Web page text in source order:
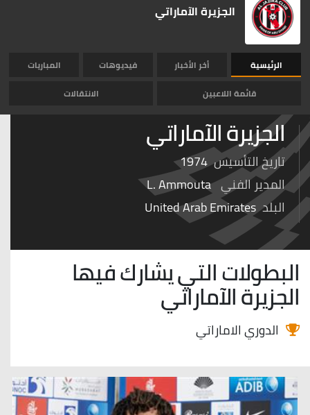
الجزيرة الآماراتي
الرئيسية أخر الأخبار فيديوهات
المباريات
قائمة اللاعبين
الانتقالات
الجزيرة الآماراتي
تاريخ التأسيس1974
المدير الفني L. Ammouta
البلدUnited Arab Emirates
البطولات التي يشارك فيها
الجزيرة الآماراتي
الدوري الاماراتي